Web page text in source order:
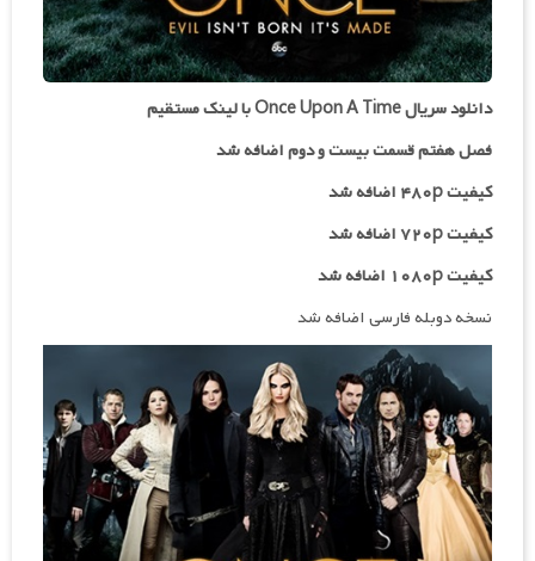
دانلود سریال Once Upon A Time با لینک مستقیم
فصل هفتم قسمت بیست و دوم اضافه شد
کیفیت ۴۸۰p اضافه شد
کیفیت ۷۲۰p اضافه شد
کیفیت ۱۰۸۰p اضافه شد
نسخه دوبله فارسی اضافه شد